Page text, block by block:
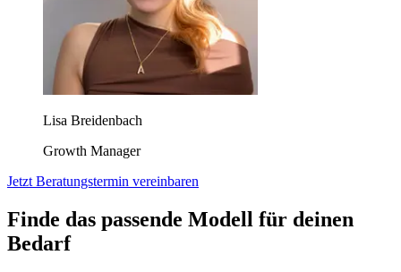
Lisa Breidenbach
Growth Manager
Jetzt Beratungstermin vereinbaren
Finde das passende Modell für deinen
Bedarf